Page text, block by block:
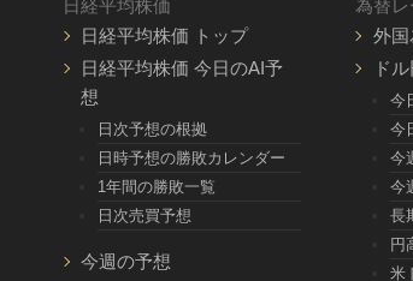
日経平均株価
日経平均株価 トップ
日経平均株価 今日のAI予
想
日次予想の根拠
日時予想の勝敗カレンダー
1年間の勝敗一覧
日次売買予想
今週の予想
為替レ
外国
ド
今
今
今
今
長
円
米